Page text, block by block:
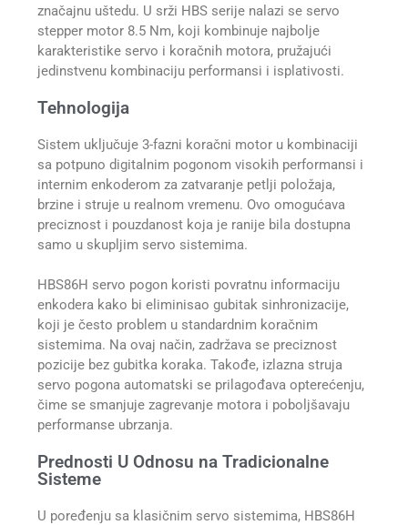
značajnu uštedu. U srži HBS serije nalazi se servo
stepper motor 8.5 Nm, koji kombinuje najbolje
karakteristike servo i koračnih motora, pružajući
jedinstvenu kombinaciju performansi i isplativosti.
Tehnologija
Sistem uključuje 3-fazni koračni motor u kombinaciji
sa potpuno digitalnim pogonom visokih performansi i
internim enkoderom za zatvaranje petlji položaja,
brzine i struje u realnom vremenu. Ovo omogućava
preciznost i pouzdanost koja je ranije bila dostupna
samo u skupljim servo sistemima.
HBS86H servo pogon koristi povratnu informaciju
enkodera kako bi eliminisao gubitak sinhronizacije,
koji je često problem u standardnim koračnim
sistemima. Na ovaj način, zadržava se preciznost
pozicije bez gubitka koraka. Takođe, izlazna struja
servo pogona automatski se prilagođava opterećenju,
čime se smanjuje zagrevanje motora i poboljšavaju
performanse ubrzanja.
Prednosti U Odnosu na Tradicionalne
Sisteme
U poređenju sa klasičnim servo sistemima, HBS86H